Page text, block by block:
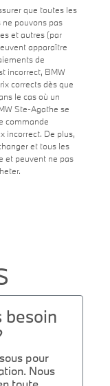
que toutes les
pouvons pas
et autres (par
apparaître
de
incorrect, BMW
corrects dès que
le cas où un
Ste-Agathe se
commande
incorrect. De plus,
et tous les
et peuvent ne pas
besoin
pour
Nous